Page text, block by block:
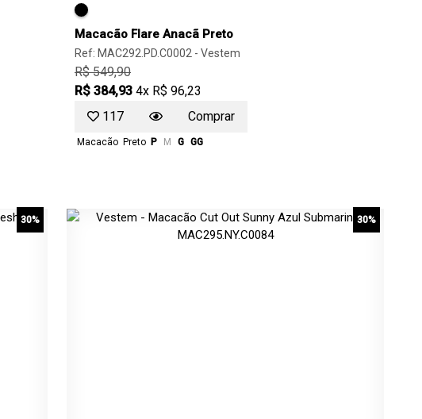
Macacão Flare Anacã Preto
Ref: MAC292.PD.C0002 - Vestem
R$ 549,90
R$ 384,93 4x R$ 96,23
117
Comprar
Macacão Preto P M G GG
30% 30%